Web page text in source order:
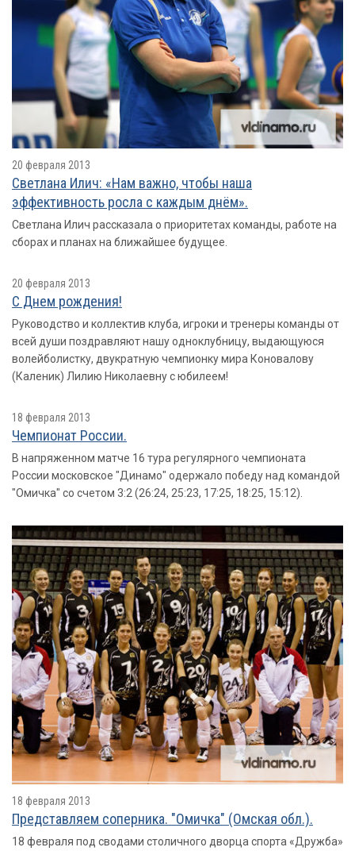
20 февраля 2013
Светлана Илич: «Нам важно, чтобы наша
эффективность росла с каждым днём».
Светлана Илич рассказала о приоритетах команды, работе на
сборах и планах на ближайшее будущее.
20 февраля 2013
С Днем рождения!
Руководство и коллектив клуба, игроки и тренеры команды от
всей души поздравляют нашу одноклубницу, выдающуюся
волейболистку, двукратную чемпионку мира Коновалову
(Каленик) Лилию Николаевну с юбилеем!
18 февраля 2013
Чемпионат России.
В напряженном матче 16 тура регулярного чемпионата
России московское "Динамо" одержало победу над командой
"Омичка" со счетом 3:2 (26:24, 25:23, 17:25, 18:25, 15:12).
18 февраля 2013
Представляем соперника. "Омичка" (Омская обл.).
18 февраля под сводами столичного дворца спорта «Дружба»